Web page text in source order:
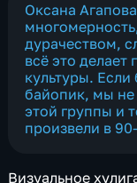
Оксана
дурачеством,
всё это делает
культуры.
байопик, мы не
этой группы и
произвели в
Визуальное